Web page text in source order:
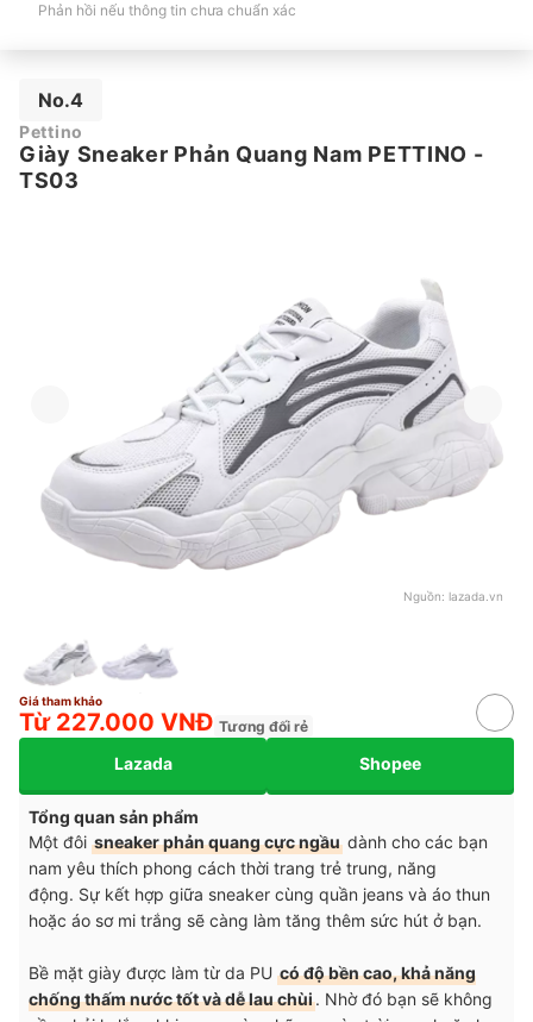
Phản hồi nếu thông tin chưa chuẩn xác
No.4
Pettino
Giày Sneaker Phản Quang Nam PETTINO -
TS03
Nguồn: lazada.vn
Giá tham khảo
Từ 227.000 VNĐ Tương đối rẻ
Lazada Shopee
Tổng quan sản phẩm
Một đôi sneaker phản quang cực ngầu dành cho các bạn
nam yêu thích phong cách thời trang trẻ trung, năng
động. Sự kết hợp giữa sneaker cùng quần jeans và áo thun
hoặc áo sơ mi trắng sẽ càng làm tăng thêm sức hút ở bạn.
Bề mặt giày được làm từ da PU có độ bền cao, khả năng
chống thấm nước tốt và dễ lau chùi. Nhờ đó bạn sẽ không